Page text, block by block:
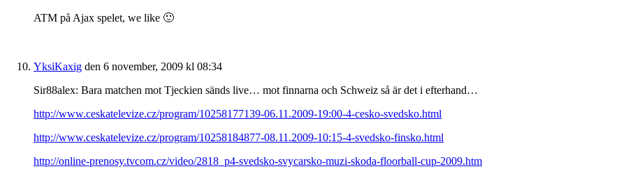
ATM på Ajax spelet, we like 🙂
YksiKaxig den 6 november, 2009 kl 08:34
Sir88alex: Bara matchen mot Tjeckien sänds live… mot finnarna och Schweiz så är det i efterhand…
http://www.ceskatelevize.cz/program/10258177139-06.11.2009-19:00-4-cesko-svedsko.html
http://www.ceskatelevize.cz/program/10258184877-08.11.2009-10:15-4-svedsko-finsko.html
http://online-prenosy.tvcom.cz/video/2818_p4-svedsko-svycarsko-muzi-skoda-floorball-cup-2009.htm